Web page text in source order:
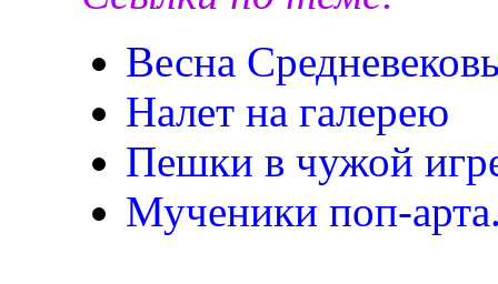
Весна
Налет на галерею
Пешки в чужой
Мученики поп-